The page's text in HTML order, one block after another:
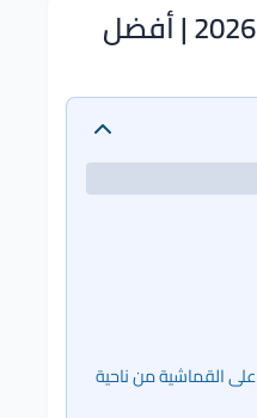
سواتر PVC الرياض 2026 | أفضل
كيف تتفوق سواتر PVC على القماشية من ناحية